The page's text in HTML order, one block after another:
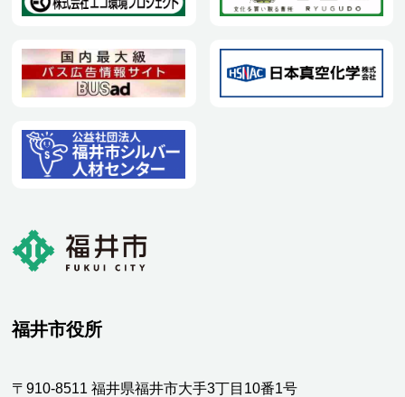
福井市役所
〒910-8511 福井県福井市大手3丁目10番1号